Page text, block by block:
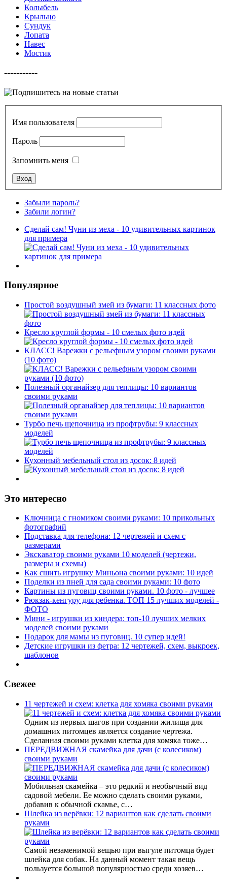
Колыбель
Крыльцо
Сундук
Лопата
Навес
Мостик
-----------
Имя пользователя
Пароль
Запомнить меня
Забыли пароль?
Забили логин?
Сделай сам! Чуни из меха - 10 удивительных картинок
для примера
Популярное
Простой воздушный змей из бумаги: 11 классных фото
Кресло круглой формы - 10 смелых фото идей
КЛАСС! Варежки с рельефным узором своими руками
(10 фото)
Полезный органайзер для теплицы: 10 вариантов
своими руками
Турбо печь щепочница из профтрубы: 9 классных
моделей
Кухонный мебельный стол из досок: 8 идей
Это интересно
Ключница с гномиком своими руками: 10 прикольных
фотографий
Подставка для телефона: 12 чертежей и схем с
размерами
Экскаватор своими руками 10 моделей (чертежи,
размеры и схемы)
Как сшить игрушку Миньона своими руками: 10 идей
Поделки из пней для сада своими руками: 10 фото
Картины из пуговиц своими руками. 10 фото - лучшее
Рюкзак-кенгуру для ребенка. ТОП 15 лучших моделей -
ФОТО
Мини - игрушки из киндера: топ-10 лучших мелких
моделей своими руками
Подарок для мамы из пуговиц. 10 супер идей!
Детские игрушки из фетра: 12 чертежей, схем, выкроек,
шаблонов
Свежее
11 чертежей и схем: клетка для хомяка своими руками
Одним из первых шагов при создании жилища для
домашних питомцев является создание чертежа.
Сделанная своими руками клетка для хомяка тоже…
ПЕРЕДВИЖНАЯ скамейка для дачи (с колесиком)
своими руками
Мобильная скамейка – это редкий и необычный вид
садовой мебели. Ее можно сделать своими руками,
добавив к обычной скамье, с…
Шлейка из верёвки: 12 вариантов как сделать своими
руками
Самой незаменимой вещью при выгуле питомца будет
шлейка для собак. На данный момент такая вещь
пользуется большой популярностью среди хозяев…